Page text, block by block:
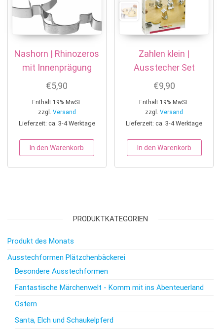
Nashorn | Rhinozeros
mit Innenprägung
€5,90
Enthält 19% MwSt.
zzgl. Versand
Lieferzeit: ca. 3-4 Werktage
In den Warenkorb
Zahlen klein |
Ausstecher Set
€9,90
Enthält 19% MwSt.
zzgl.Versand
Lieferzeit: ca. 3-4 Werktage
In den Warenkorb
PRODUKTKATEGORIEN
Produkt des Monats
Ausstechformen Plätzchenbäckerei
Besondere Ausstechformen
Fantastische Märchenwelt - Komm mit ins Abenteuerland
Ostern
Santa, Elch und Schaukelpferd